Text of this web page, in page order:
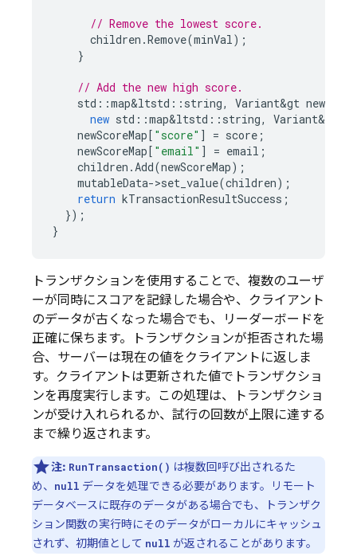
// Remove the lowest score.
children .Remove(minVal);
}
// Add the new high score.
std ::map&ltstd :: string, Variant&gt
new std ::map&ltstd :: string, Variant&
newScoreMap[ "score" ] = score ;
newScoreMap[ "email" ] = email ;
children .Add(newScoreMap);
mutableData->set_value(children);
return kTransactionResultSuccess ;
});
}
トランザクションを使用することで、複数のユーザ
ーが同時にスコアを記録した場合や、クライアント
のデータが古くなった場合でも、リーダーボードを
正確に保ちます。トランザクションが拒否された場
合、サーバーは現在の値をクライアントに返しま
す。クライアントは更新された値でトランザクショ
ンを再度実行します。この処理は、トランザクショ
ンが受け入れられるか、試行の回数が上限に達する
まで繰り返されます。
注: RunTransaction() は複数回呼び出されるた
め、
null データを処理できる必要があります。リモート
データベースに既存のデータがある場合でも、トランザク
ション関数の実行時にそのデータがローカルにキャッシュ
されず、初期値として null が返されることがあります。